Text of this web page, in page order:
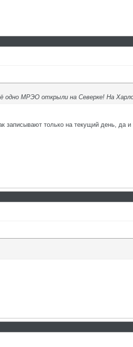
МРЭО открыли на Северке! На
записывают только на текущий день, да и